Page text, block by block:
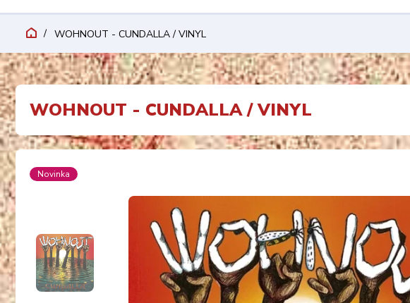
WOHNOUT - CUNDALLA / VINYL
WOHNOUT - CUNDALLA / VINYL
Novinka